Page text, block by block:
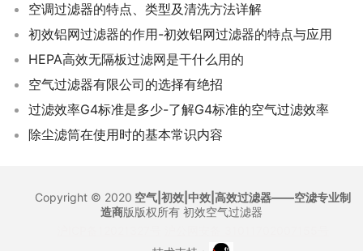
空调过滤器的特点、类型及清洗方法详解
初效铝网过滤器的作用-初效铝网过滤器的特点与应用
HEPA高效无隔板过滤网是干什么用的
空气过滤器有限公司的选择有绝招
过滤效率G4标准是多少-了解G4标准的空气过滤效率
除尘滤筒在使用时的基本常识内容
Copyright © 2020 空气|初效|中效|高效过滤器——空滤专业制
造商版版权所有 初效空气过滤器